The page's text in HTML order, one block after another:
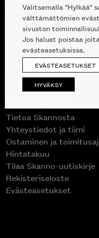
Liike Helsingin
Outlet
Poistuvat mallikappaleet
Tietoa Skannosta
Yhteystiedot ja tiimi
Ostaminen ja
Hintatakuu
Tilaa Skanno-uutiskirje
Rekisteriseloste
Evästeasetukset
Valitsemalla "Hylkää"
välttämättömien
sivuston
Jos haluat poistaa
evästeasetuksissa.
EVÄSTEASETUKSET
HYVÄKSY